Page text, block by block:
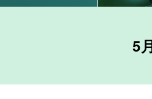
5